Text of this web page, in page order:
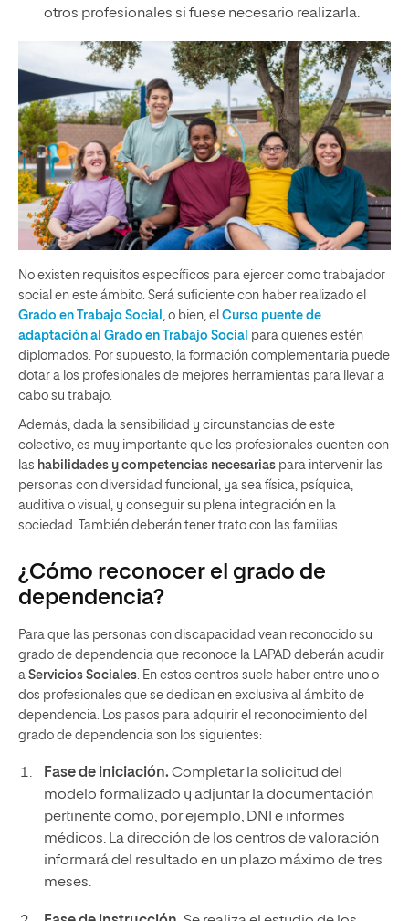
otros profesionales si fuese necesario realizarla.
No existen requisitos específicos para ejercer como trabajador
social en este ámbito. Será suficiente con haber realizado el
Grado en Trabajo Social , o bien, el Curso puente de
adaptación al Grado en Trabajo Social para quienes estén
diplomados. Por supuesto, la formación complementaria puede
dotar a los profesionales de mejores herramientas para llevar a
cabo su trabajo.
Además, dada la sensibilidad y circunstancias de este
colectivo, es muy importante que los profesionales cuenten con
las habilidades y competencias necesarias para intervenir las
personas con diversidad funcional, ya sea física, psíquica,
auditiva o visual, y conseguir su plena integración en la
sociedad. También deberán tener trato con las familias.
¿Cómo reconocer el grado de
dependencia?
Para que las personas con discapacidad vean reconocido su
grado de dependencia que reconoce la LAPAD deberán acudir
a Servicios Sociales. En estos centros suele haber entre uno o
dos profesionales que se dedican en exclusiva al ámbito de
dependencia. Los pasos para adquirir el reconocimiento del
grado de dependencia son los siguientes:
Fase de iniciación. Completar la solicitud del
modelo formalizado y adjuntar la documentación
pertinente como, por ejemplo, DNI e informes
médicos. La dirección de los centros de valoración
informará del resultado en un plazo máximo de tres
meses.